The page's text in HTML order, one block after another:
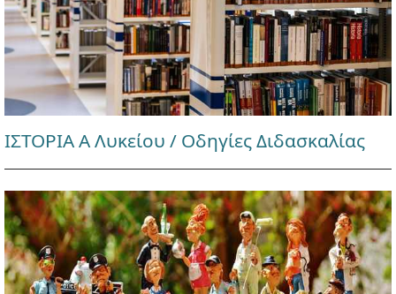
ΙΣΤΟΡΙΑ Α Λυκείου / Οδηγίες Διδασκαλίας